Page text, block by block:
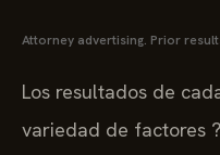
Attorney advertising. Prior
Los resultados de
variedad de factores